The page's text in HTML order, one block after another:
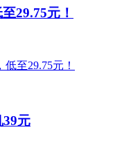
29.75元！
39元